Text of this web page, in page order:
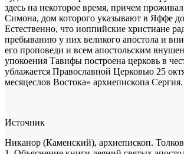
здесь на некоторое время, причем
Симона, дом которого указывают в Яффе
Естественно, что иоппийские христиане
пребыванию у них великого апостола и
его проповеди и всем апостольским
упокоения Тавифы построена церковь в
ублажается Православной Церковью 25
месяцеслов Востока» архиепископа
Источник
Никанор (Каменский), архиепископ.